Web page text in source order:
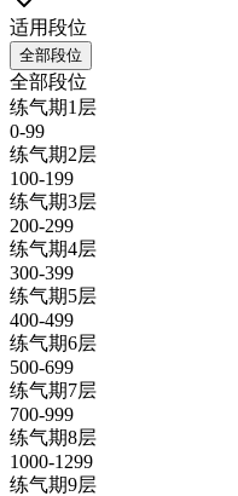
适用段位
全部段位
全部段位
练气期1层
0-99
练气期2层
100-199
练气期3层
200-299
练气期4层
300-399
练气期5层
400-499
练气期6层
500-699
练气期7层
700-999
练气期8层
1000-1299
练气期9层